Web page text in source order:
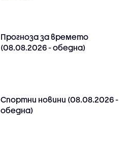
Прогноза за времето
(08.08.2026 - обедна)
Спортни новини (08.08.2026 -
обедна)